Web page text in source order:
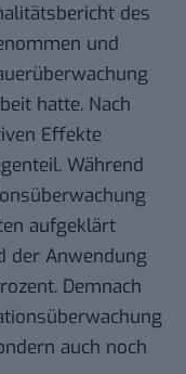
des
und
hatte. Nach
Effekte
Während
aufgeklärt
der Anwendung
Demnach
auch noch